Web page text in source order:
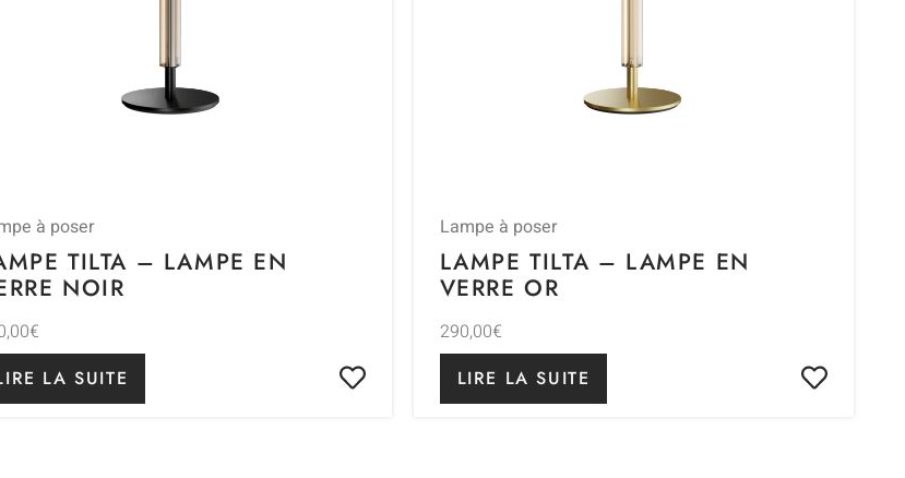
à poser
TILTA – LAMPE EN
NOIR
€
LA SUITE
Lampe à poser
LAMPE TILTA – LAMPE EN
VERRE OR
290,00€
LIRE LA SUITE